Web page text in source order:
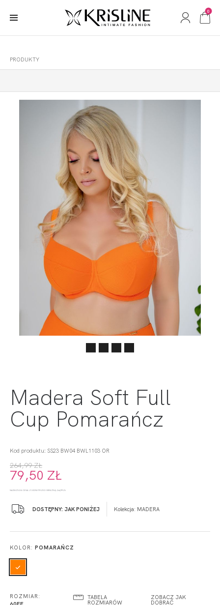
0
PRODUKTY
Madera Soft Full
Cup Pomarańcz
Kod produktu: SS23 BW04 BWL1103 OR
264,99 ZŁ
79,50 ZŁ
NAJNIŻSZA CENA Z 30 DNI PRZED OBNIŻKĄ: 264,99 ZŁ
DOSTĘPNY: JAK PONIŻEJ Kolekcja: MADERA
KOLOR: POMARAŃCZ
ROZMIAR:
TABELA
ROZMIARÓW
ZOBACZ JAK
DOBRAĆ